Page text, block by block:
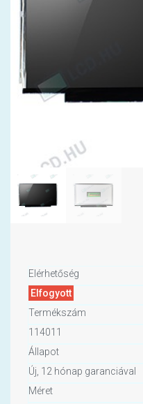
Elérhetőség
Elfogyott
Termékszám
114011
Állapot
Új, 12 hónap garanciával
Méret